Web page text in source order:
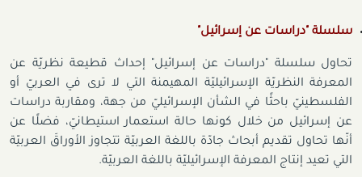
سلسلة "دراسات عن إسرائيل"
تحاول سلسلة دراسات عن إسرائيل إحداث قطيعة نظريّة عن
المعرفة النظريّة الإسرائيليّة المهيمنة التي لا ترى في العربيّ
أو
الفلسطينيّ باحثًا في الشأن الإسرائيليّ من جهة، ومقاربة دراسات
عن إسرائيل من خلال كونها حالة استعمار استيطانيّ، فضلًا عن
أنّها تحاول تقديم أبحاث جادّة باللغة العربيّة تتجاوز الأوراقَ العربيّة
التي تعيد إنتاج المعرفة الإسرائيليّة باللغة العربيّة.